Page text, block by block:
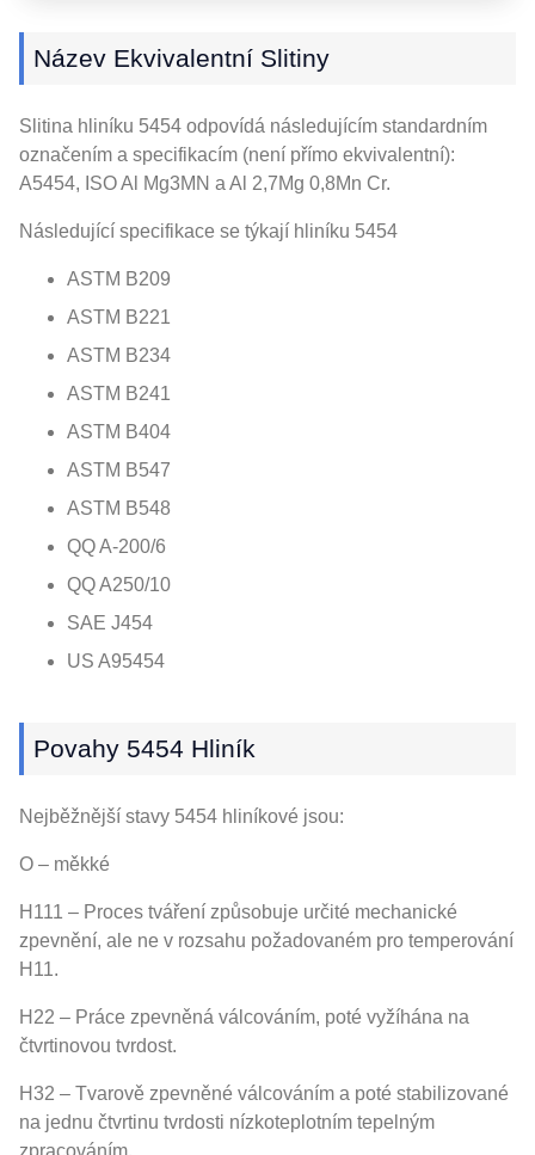
Název Ekvivalentní Slitiny
Slitina hliníku 5454 odpovídá následujícím standardním
označením a specifikacím (není přímo ekvivalentní):
A5454, ISO Al Mg3MN a Al 2,7Mg 0,8Mn Cr.
Následující specifikace se týkají hliníku 5454
ASTM B209
ASTM B221
ASTM B234
ASTM B241
ASTM B404
ASTM B547
ASTM B548
QQ A-200/6
QQ A250/10
SAE J454
US A95454
Povahy 5454 Hliník
Nejběžnější stavy 5454 hliníkové jsou:
O – měkké
H111 – Proces tváření způsobuje určité mechanické
zpevnění, ale ne v rozsahu požadovaném pro temperování
H11.
H22 – Práce zpevněná válcováním, poté vyžíhána na
čtvrtinovou tvrdost.
H32 – Tvarově zpevněné válcováním a poté stabilizované
na jednu čtvrtinu tvrdosti nízkoteplotním tepelným
zpracováním.